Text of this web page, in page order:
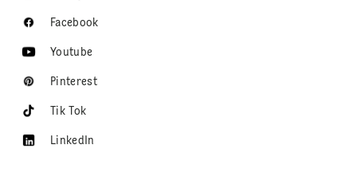
Facebook
Youtube
Pinterest
Tik Tok
LinkedIn